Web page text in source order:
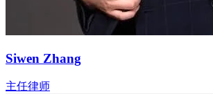
Siwen Zhang
主任律师